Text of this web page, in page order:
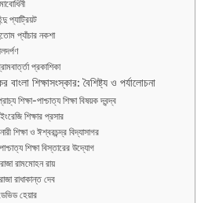
প্যাট্রিয়ট
প্যাঁচার নকশা
প্রকাশিকা
শিক্ষাসংস্কার: বৈশিষ্ট্য ও পর্যালোচনা
শিক্ষা-পাশ্চাত্য শিক্ষা বিষয়ক দ্বন্দ্ব
শিক্ষার প্রসার
শিক্ষা ও ঈশ্বরচন্দ্র বিদ্যাসাগর
শিক্ষা বিস্তারের উদ্যোগ
রামমোহন রায়
রাধাকান্ত দেব
হেয়ার